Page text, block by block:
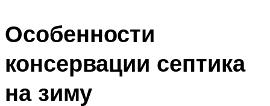
Особенности
консервации септика
на зиму